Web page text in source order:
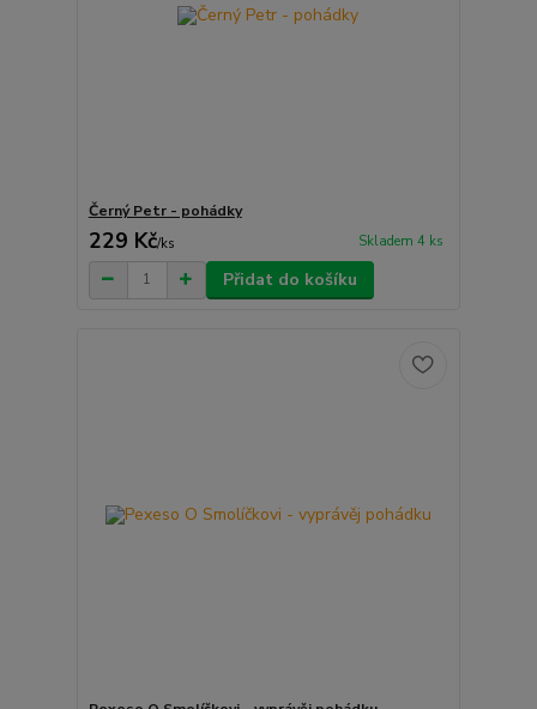
Černý Petr - pohádky
229 Kč/ks Skladem 4 ks
Přidat do košíku